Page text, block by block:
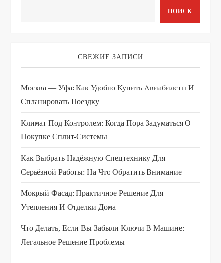
ПОИСК
СВЕЖИЕ ЗАПИСИ
Москва — Уфа: Как Удобно Купить Авиабилеты И
Спланировать Поездку
Климат Под Контролем: Когда Пора Задуматься О
Покупке Сплит-Системы
Как Выбрать Надёжную Спецтехнику Для
Серьёзной Работы: На Что Обратить Внимание
Мокрый Фасад: Практичное Решение Для
Утепления И Отделки Дома
Что Делать, Если Вы Забыли Ключи В Машине:
Легальное Решение Проблемы